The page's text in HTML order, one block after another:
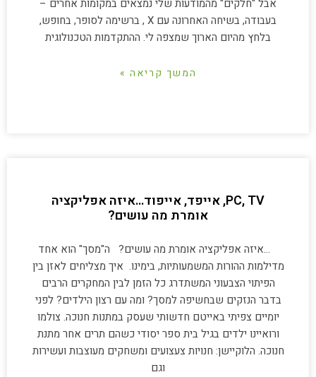
אבל "חלקים" מהמודעות שלי נמצאים במקומות אחרים –
בעבודה, בשיחה האחרונה עם X , ברשימה לסופר, בחופש,
בלחץ מהיום הארוך שמצפה לי. ההתקדמות הטכנולוגית
המשך קריאה »
PC, TV, אייפד, אייפוד…איזה אפליקציה
אומרת מה עושים?
…איזה אפליקציה אומרת מה עושים? ה"מסך" הוא אחד
מדילמות ההורות המשמעותיות, בימינו. איך מצליחים לאזן בין
הפיתוי הצבעוני המשתדרג כל הזמן לבין המחקרים הרבים
בדבר הנזקים שבחשיפה למסך? ומה עם רצון הילדים? לפני
יומיים צפיתי באייטם חדשותי שעסק במתנות חנוכה. צולמו
ורואיינו ילדים בגיל בית ספר יסודי כשהם תרים אחר מתנת
חנוכה. הלוקיישן: חנויות צעצועים ומשחקים מעוצבות ועשירות
וגם